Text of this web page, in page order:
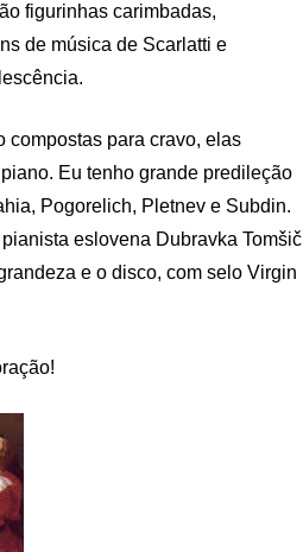
figurinhas carimbadas,
de música de Scarlatti e
compostas para cravo, elas
Eu tenho grande predileção
Pogorelich, Pletnev e Subdin.
eslovena Dubravka Tomšič
e o disco, com selo Virgin